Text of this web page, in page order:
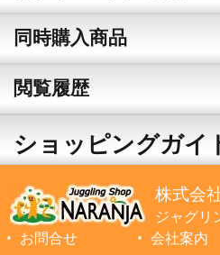
同時購入商品
閲覧履歴
ショッピングガイ
株式会
ジャグリ
お問合せ
会社案内